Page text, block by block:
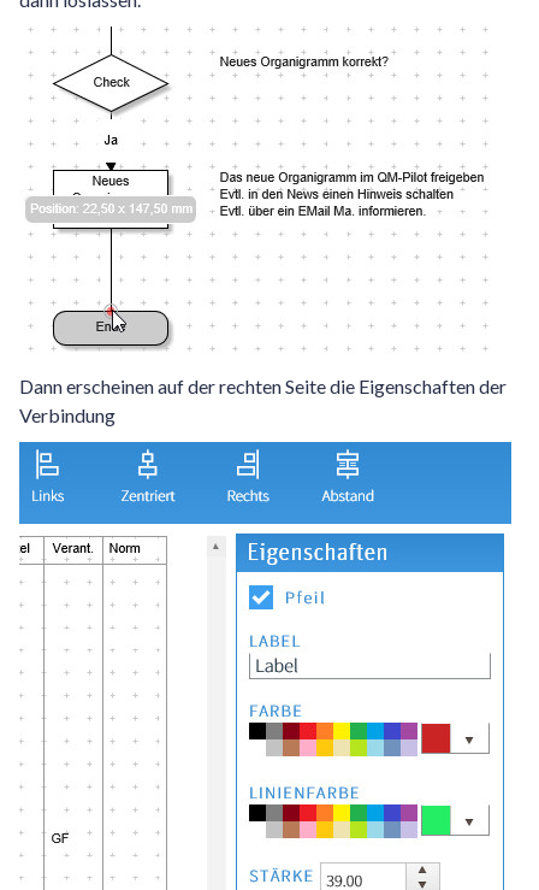
Dann erscheinen auf der rechten Seite die Eigenschaften der
Verbindung